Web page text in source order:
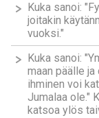
Kuka sanoi:
joitakin
vuoksi."
Kuka sanoi:
maan päälle
ihminen voi
Jumalaa ole."
katsoa ylös